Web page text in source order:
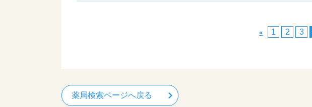
« 1 2 3
薬局検索ページへ戻る